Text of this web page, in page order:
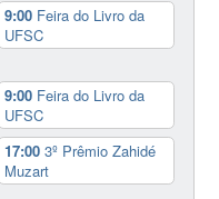
9:00 Feira do Livro da
UFSC
9:00 Feira do Livro da
UFSC
17:003º Prêmio Zahidé
Muzart